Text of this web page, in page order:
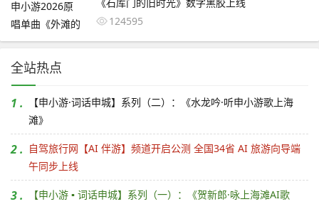
124595
全站热点
1 .
【申小游·词话申城】系列（二）：《水龙吟·听申小游歌上海
滩》
2 . 自驾旅行网【AI 伴游】频道开启公测 全国34省 AI 旅游向导端
午同步上线
3 .
【申小游 ▪ 词话申城】系列（一）：《贺新郎·咏上海滩AI歌